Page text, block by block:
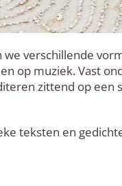
verschillende
op muziek. Vast
zittend op een
teksten en